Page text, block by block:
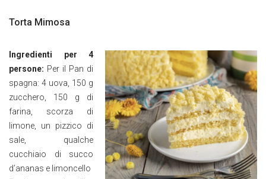
Torta Mimosa
Ingredienti per 4
persone: Per il Pan di
spagna: 4 uova, 150 g
zucchero, 150 g di
farina, scorza di
limone, un pizzico di
sale, qualche
cucchiaio di succo
d’ananas e limoncello